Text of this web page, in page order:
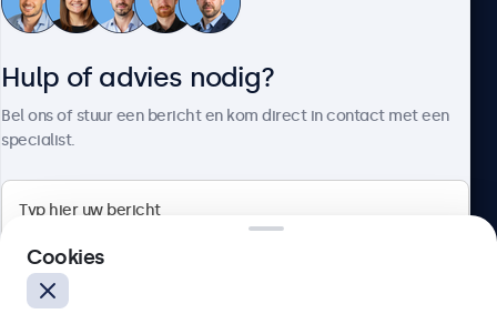
Klantenservice
Hulp of advies nodig?
Bel ons of stuur een bericht en kom direct in contact met een
specialist.
Cookies